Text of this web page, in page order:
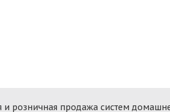
и розничная продажа систем